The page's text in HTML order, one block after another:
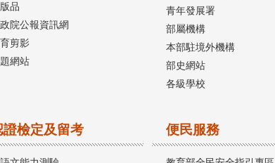
品
院公報資訊網
剪影
網站
青年發展署
部屬機構
本部駐境外機構
部史網站
各級學校
證檢定及留考 便民服務